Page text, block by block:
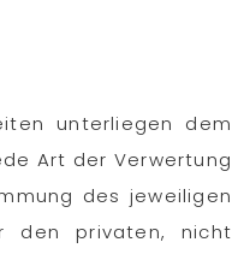
unterliegen dem
Art der Verwertung
des jeweiligen
den privaten, nicht